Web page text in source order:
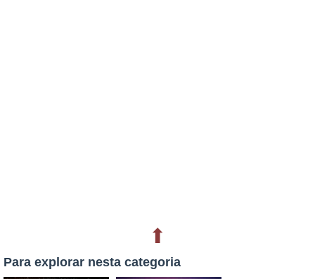
⬆
Para explorar nesta categoria